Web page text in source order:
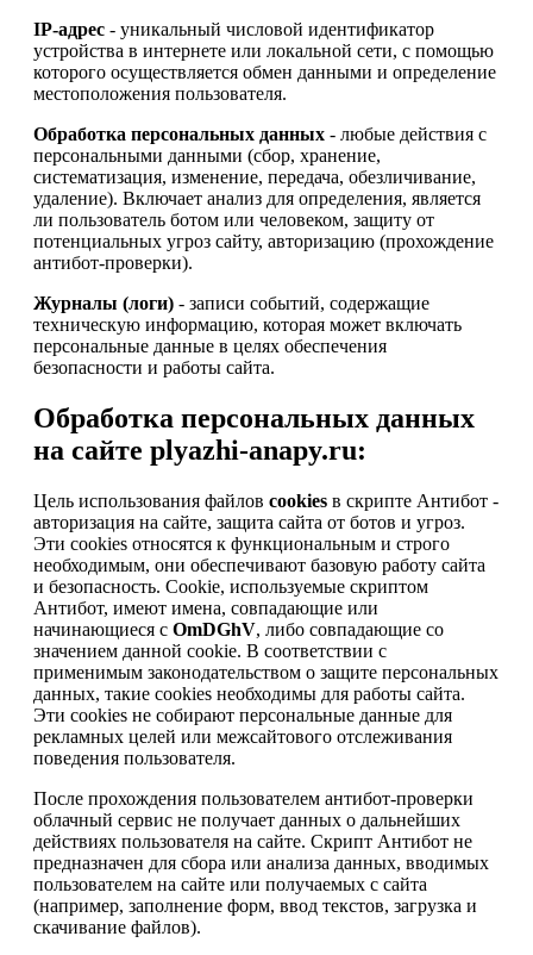
IP-адрес - уникальный числовой идентификатор
устройства в интернете или локальной сети, с помощью
которого осуществляется обмен данными и определение
местоположения пользователя.
Обработка персональных данных - любые действия с
персональными данными (сбор, хранение,
систематизация, изменение, передача, обезличивание,
удаление). Включает анализ для определения, является
ли пользователь ботом или человеком, защиту от
потенциальных угроз сайту, авторизацию (прохождение
антибот-проверки).
Журналы (логи) - записи событий, содержащие
техническую информацию, которая может включать
персональные данные в целях обеспечения
безопасности и работы сайта.
Обработка персональных данных
на сайте plyazhi-anapy.ru:
Цель использования файлов cookies в скрипте Антибот -
авторизация на сайте, защита сайта от ботов и угроз.
Эти cookies относятся к функциональным и строго
необходимым, они обеспечивают базовую работу сайта
и безопасность. Cookie, используемые скриптом
Антибот, имеют имена, совпадающие или
начинающиеся с OmDGhV, либо совпадающие со
значением данной cookie. В соответствии с
применимым законодательством о защите персональных
данных, такие cookies необходимы для работы сайта.
Эти cookies не собирают персональные данные для
рекламных целей или межсайтового отслеживания
поведения пользователя.
После прохождения пользователем антибот-проверки
облачный сервис не получает данных о дальнейших
действиях пользователя на сайте. Скрипт Антибот не
предназначен для сбора или анализа данных, вводимых
пользователем на сайте или получаемых с сайта
(например, заполнение форм, ввод текстов, загрузка и
скачивание файлов).